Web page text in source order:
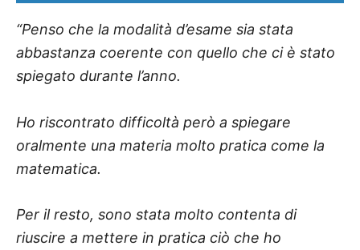
“Penso che la modalità d’esame sia stata
abbastanza coerente con quello che ci è stato
spiegato durante l’anno.
Ho riscontrato difficoltà però a spiegare
oralmente una materia molto pratica come la
matematica.
Per il resto, sono stata molto contenta di
riuscire a mettere in pratica ciò che ho